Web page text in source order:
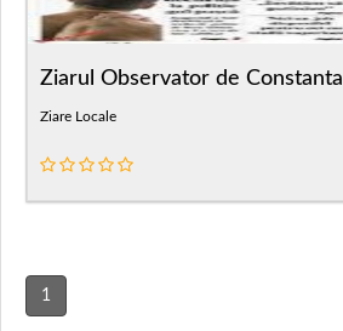
Ziarul Observator de Constanta
Ziare Locale
1